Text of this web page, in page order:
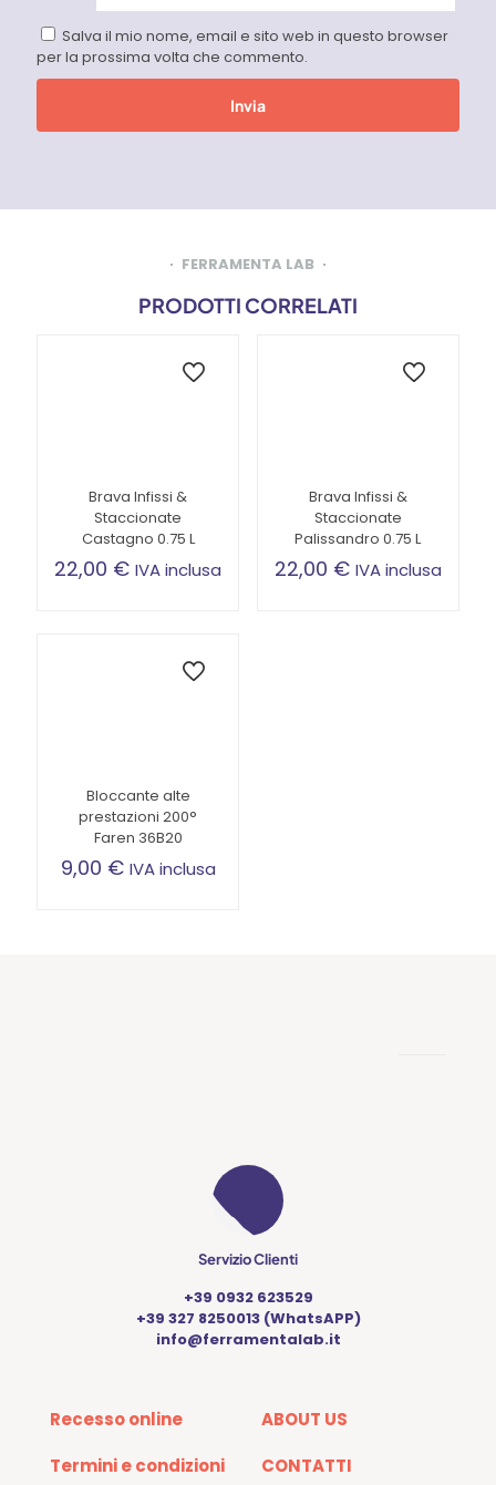
Salva il mio nome, email e sito web in questo browser
per la prossima volta che commento.
FERRAMENTA LAB
PRODOTTI CORRELATI
Brava Infissi &
Staccionate
Castagno 0.75 L
22,00 € IVA inclusa
Brava Infissi &
Staccionate
Palissandro 0.75 L
22,00 € IVA inclusa
Bloccante alte
prestazioni 200°
Faren 36B20
9,00 € IVA inclusa
Servizio Clienti
+39 0932 623529
+39 327 8250013 (WhatsAPP)
info@ferramentalab.it
Recesso online
Termini e condizioni
ABOUT US
CONTATTI